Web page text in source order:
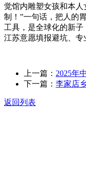
觉馆内雕塑女孩和本
制！”一句话，把人的
工具，是全球化的新
江苏意愿填报避坑、专
上一篇： 2025年
下一篇： 李家店
返回列表